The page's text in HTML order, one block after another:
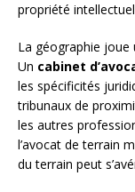
propriété
La géographie joue
Un cabinet
les spécificités
tribunaux de
les autres
l’avocat de terrain
du terrain peut